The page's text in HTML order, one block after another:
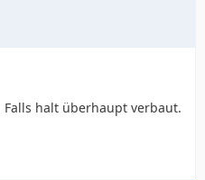
halt überhaupt verbaut.